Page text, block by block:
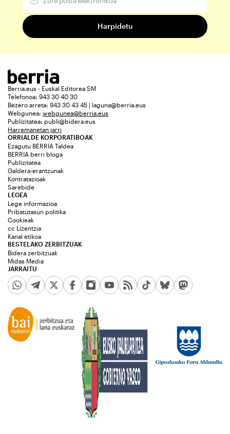
Berria.eus - Euskal Editorea SM
Telefonoa: 943 30 40 30
Bezero arreta: 943 30 43 45 | laguna@berria.eus
Webgunea: webgunea@berria.eus
Publizitatea: publi@bidera.eus
Harremanetan jarri
ORRIALDE KORPORATIBOAK
Ezagutu BERRIA Taldea
BERRIA berri bloga
Publizitatea
Galdera-erantzunak
Kontratazioak
Sarebide
JARRAITU
LEGEA
Lege informazioa
Pribatutasun politika
Cookieak
cc Lizentzia
Kanal etikoa
BESTELAKO ZERBITZUAK
Bidera zerbitzuak
Midas Media